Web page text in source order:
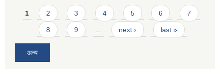
Pages
1 2 3 4 5 6 7
8 9 … next › last »
अन्य